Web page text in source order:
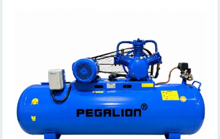
2.1 Sản phẩm đến từ thương hiệu Pegalion uy tín
2.2 Áp lực lớn, 12.5 Kg/cm²
2.3 Lưu lượng khí 670 lít/phút, đảm bảo nguồn khí dồi
dào
2.4 Bình chứa 330 lít, tăng khả năng dự trữ khí nén
2.5 Động cơ 7.5HP, sẵn sàng cho cường độ làm việc
cao